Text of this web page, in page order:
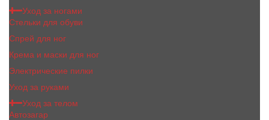
Уход за ногами
Стельки для обуви
Спрей для ног
Крема и маски для ног
Электрические пилки
Уход за руками
Уход за телом
Автозагар